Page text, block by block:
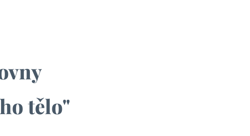
tělo"